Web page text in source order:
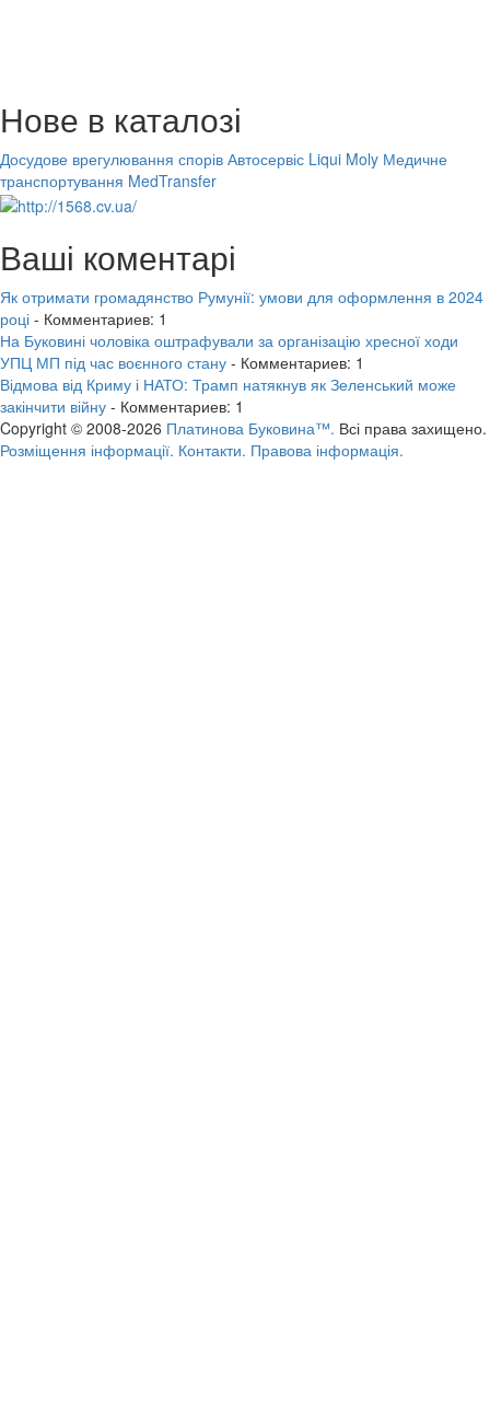
Нове в каталозі
Досудове врегулювання спорів Автосервіс Liqui Moly Медичне
транспортування MedTransfer
Ваші коментарі
Як отримати громадянство Румунії: умови для оформлення в 2024
році - Комментариев: 1
На Буковині чоловіка оштрафували за організацію хресної ходи
УПЦ МП під час воєнного стану - Комментариев: 1
Відмова від Криму і НАТО: Трамп натякнув як Зеленський може
закінчити війну - Комментариев: 1
Copyright © 2008-2026 Платинова Буковина™. Всі права захищено.
Розміщення інформації. Контакти. Правова інформація.